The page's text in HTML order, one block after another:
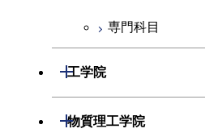
地球惑星
専門科目
工学院
開閉
機械系
開閉
物質理工学院
開閉